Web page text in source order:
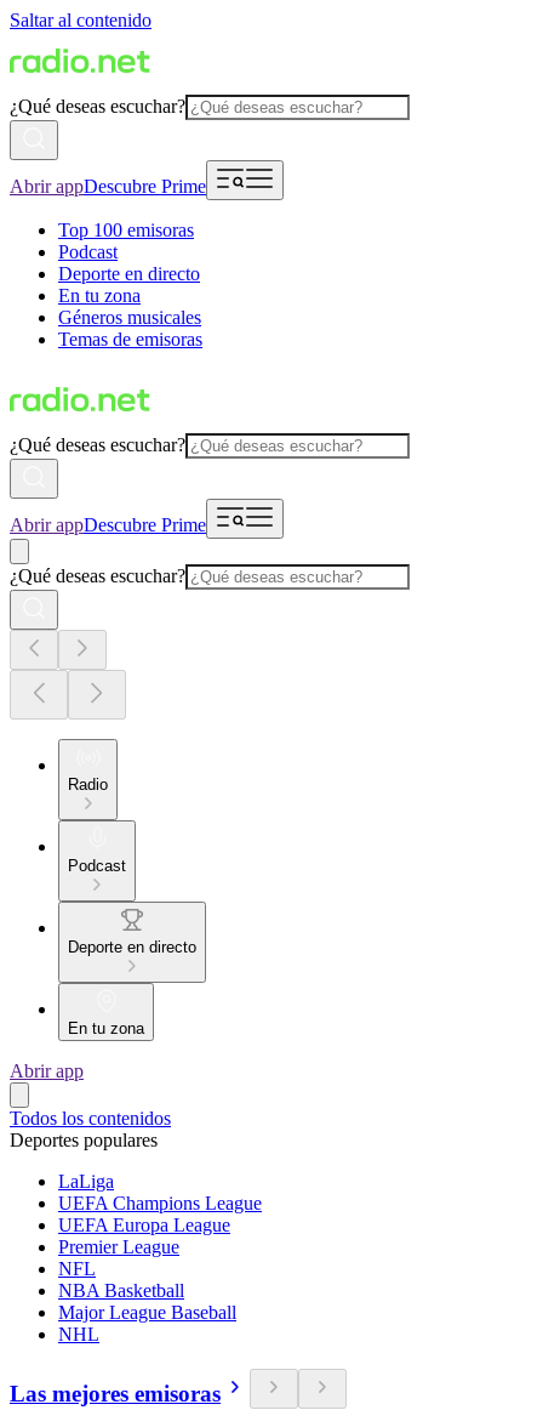
Saltar al contenido
¿Qué deseas escuchar?
Abrir appDescubre Prime
Top 100 emisoras
Podcast
Deporte en directo
En tu zona
Géneros musicales
Temas de emisoras
¿Qué deseas escuchar?
Abrir appDescubre Prime
¿Qué deseas escuchar?
Radio
Podcast
Deporte en directo
En tu zona
Abrir app
Todos los contenidos
Deportes populares
LaLiga
UEFA Champions League
UEFA Europa League
Premier League
NFL
NBA Basketball
Major League Baseball
NHL
Las mejores emisoras